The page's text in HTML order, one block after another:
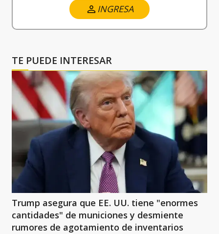
INGRESA
TE PUEDE INTERESAR
Trump asegura que EE. UU. tiene "enormes
cantidades" de municiones y desmiente
rumores de agotamiento de inventarios